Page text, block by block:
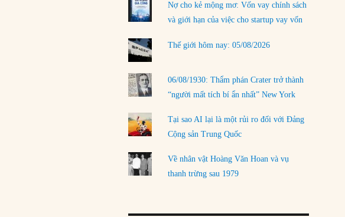
Nợ cho kẻ mộng mơ: Vốn vay chính sách
và giới hạn của việc cho startup vay vốn
Thế giới hôm nay: 05/08/2026
06/08/1930: Thẩm phán Crater trở thành
“người mất tích bí ẩn nhất” New York
Tại sao AI lại là một rủi ro đối với Đảng
Cộng sản Trung Quốc
Về nhân vật Hoàng Văn Hoan và vụ
thanh trừng sau 1979